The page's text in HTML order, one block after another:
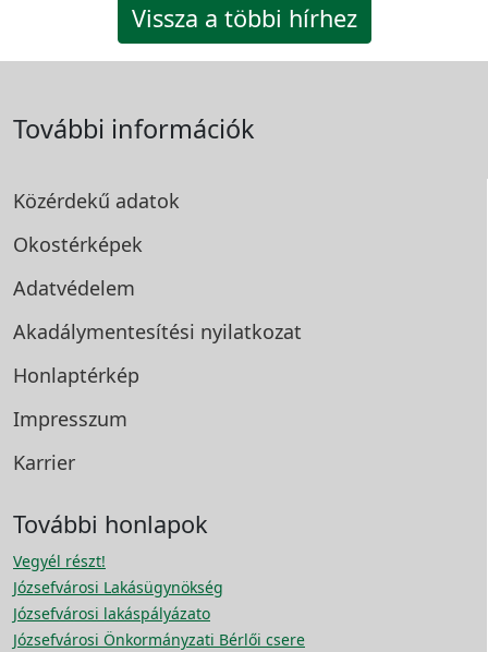
Vissza a többi hírhez
További információk
Közérdekű adatok
Okostérképek
Adatvédelem
Akadálymentesítési nyilatkozat
Honlaptérkép
Impresszum
Karrier
További honlapok
Vegyél részt!
Józsefvárosi Lakásügynökség
Józsefvárosi lakáspályázato
Józsefvárosi Önkormányzati Bérlői csere